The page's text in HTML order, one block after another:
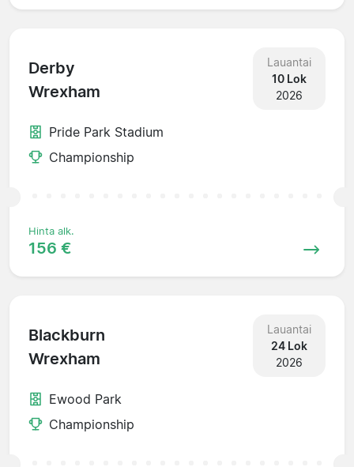
Derby
Wrexham
Lauantai
10 Lok
2026
Pride Park Stadium
Championship
Hinta alk.
156 €
Blackburn
Wrexham
Lauantai
24 Lok
2026
Ewood Park
Championship